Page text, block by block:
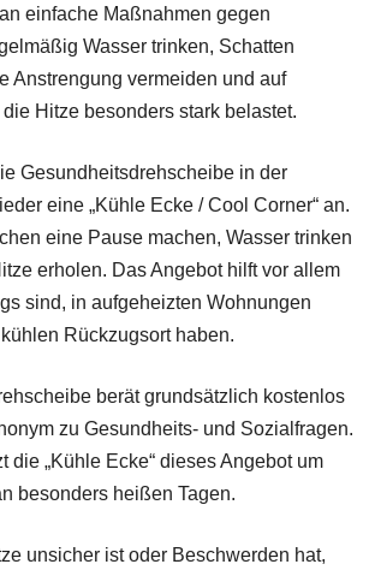
einfache Maßnahmen gegen
Wasser trinken, Schatten
Anstrengung vermeiden und auf
Hitze besonders stark belastet.
Gesundheitsdrehscheibe in der
eine „Kühle Ecke / Cool Corner“ an.
eine Pause machen, Wasser trinken
erholen. Das Angebot hilft vor allem
sind, in aufgeheizten Wohnungen
Rückzugsort haben.
berät grundsätzlich kostenlos
zu Gesundheits- und Sozialfragen.
die „Kühle Ecke“ dieses Angebot um
besonders heißen Tagen.
unsicher ist oder Beschwerden hat,